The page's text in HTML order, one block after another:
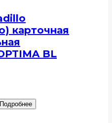
карточная
BL
Подробнее